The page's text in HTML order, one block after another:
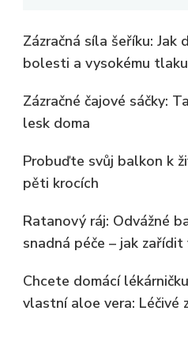
Zázračná síla šeříku:
bolesti a vysokému
Zázračné čajové sáčky:
lesk doma
Probuďte svůj balkon k
pěti krocích
Ratanový ráj: Odvážné
snadná péče – jak
Chcete domácí
vlastní aloe vera: Léčivé